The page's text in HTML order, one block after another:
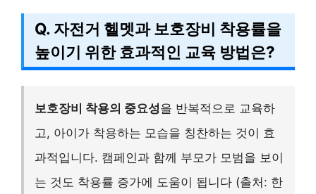
Q. 자전거 헬멧과 보호장비 착용률을
높이기 위한 효과적인 교육 방법은?
보호장비 착용의 중요성을 반복적으로 교육하
고, 아이가 착용하는 모습을 칭찬하는 것이 효
과적입니다. 캠페인과 함께 부모가 모범을 보이
는 것도 착용률 증가에 도움이 됩니다 (출처: 한